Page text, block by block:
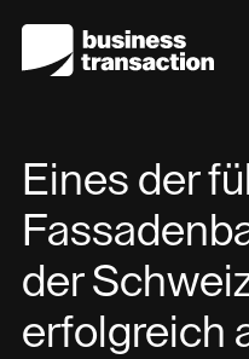
Eines der
der
erfolgreich